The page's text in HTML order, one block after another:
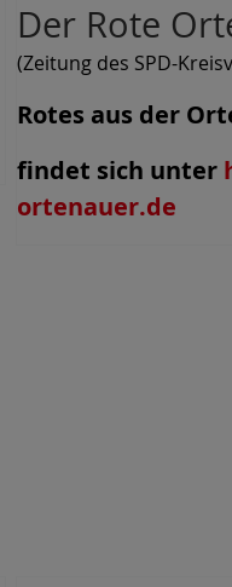
Der Rote
(Zeitung des SPD-
Rotes aus der
findet sich unter
ortenauer.de